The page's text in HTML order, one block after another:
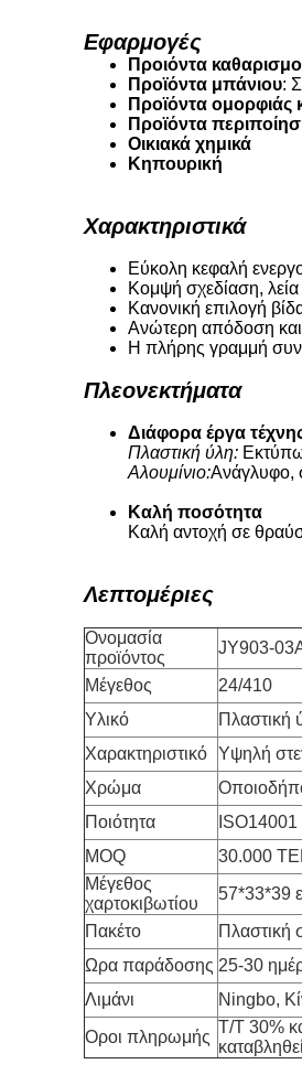
Εφαρμογές
Προιόντα
Προϊόντα μπάνιου:
Προϊόντα
Προϊόντα
Οικιακά χημικά
Κηπουρική
Χαρακτηριστικά
Εύκολη κεφαλή
Κομψή σχεδίαση, λεία
Κανονική επιλογή
Ανώτερη απόδοση και
Η πλήρης γραμμή
Πλεονεκτήματα
Διάφορα έργα
Πλαστική ύλη:
Αλουμίνιο:Ανάγλυφο,
Καλή ποσότητα
Καλή αντοχή σε
Λεπτομέριες
Ονομασία
προϊόντος
JY903-
Μέγεθος
24/410
Υλικό
Πλαστική
Χαρακτηριστικό Υψηλή
Χρώμα
Ποιότητα
MOQ
30.000
Μέγεθος
χαρτοκιβωτίου
57*33*39
Πακέτο
Πλαστική
Ωρα παράδοσης 25-30
Λιμάνι
Ningbo,
Οροι πληρωμής
T/T 30%